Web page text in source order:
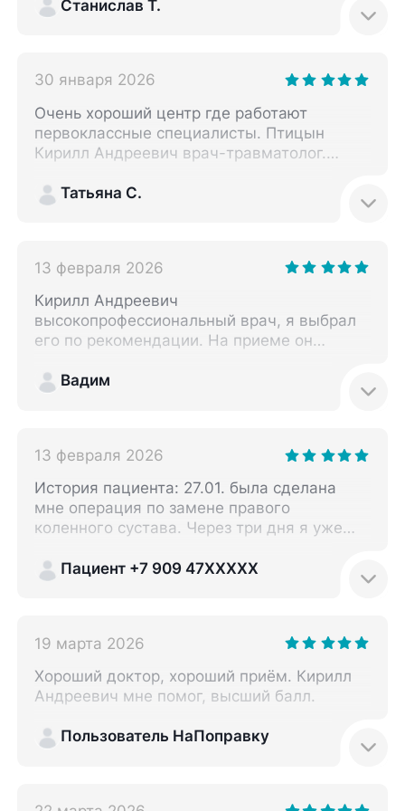
ренген и осмотр, назначили лечение.
Станислав Т.
30 января 2026
Очень хороший центр где работают
первоклассные специалисты. Птицын
Кирилл Андреевич врач-травматолог.
Сейчас продолжаю у него наблюдаться.
Татьяна С.
13 февраля 2026
Кирилл Андреевич
высокопрофессиональный врач, я выбрал
его по рекомендации. На приеме он
сомнения и назначил мне лечение.
Вадим
13 февраля 2026
История пациента: 27.01. была сделана
мне операция по замене правого
коленного сустава. Через три дня я уже
ходунков. В Москву я приехала по отзывам
именно к этому доктору - Птицыну Кириллу
специалист своего дела. Кому нужна
помощь такого рода, настоятельно
рекомендую этого замечательного врача.
Понравилось: Всё очень понравилось. Не
понравилось: Никаких.
Пациент +7 909 47XXXXX
19 марта 2026
Хороший доктор, хороший приём. Кирилл
Андреевич мне помог, высший балл.
Пользователь НаПоправку